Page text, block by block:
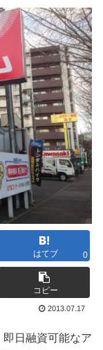
はてブ 0
コピー
2013.07.17
日融資可能なア